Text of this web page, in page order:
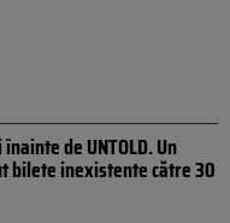
de UNTOLD. Un
bilete inexistente către 30